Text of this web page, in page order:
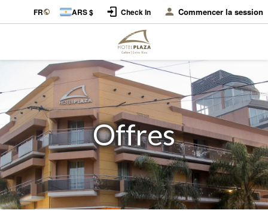
FR ARS $ Check In Commencer la session
Offres